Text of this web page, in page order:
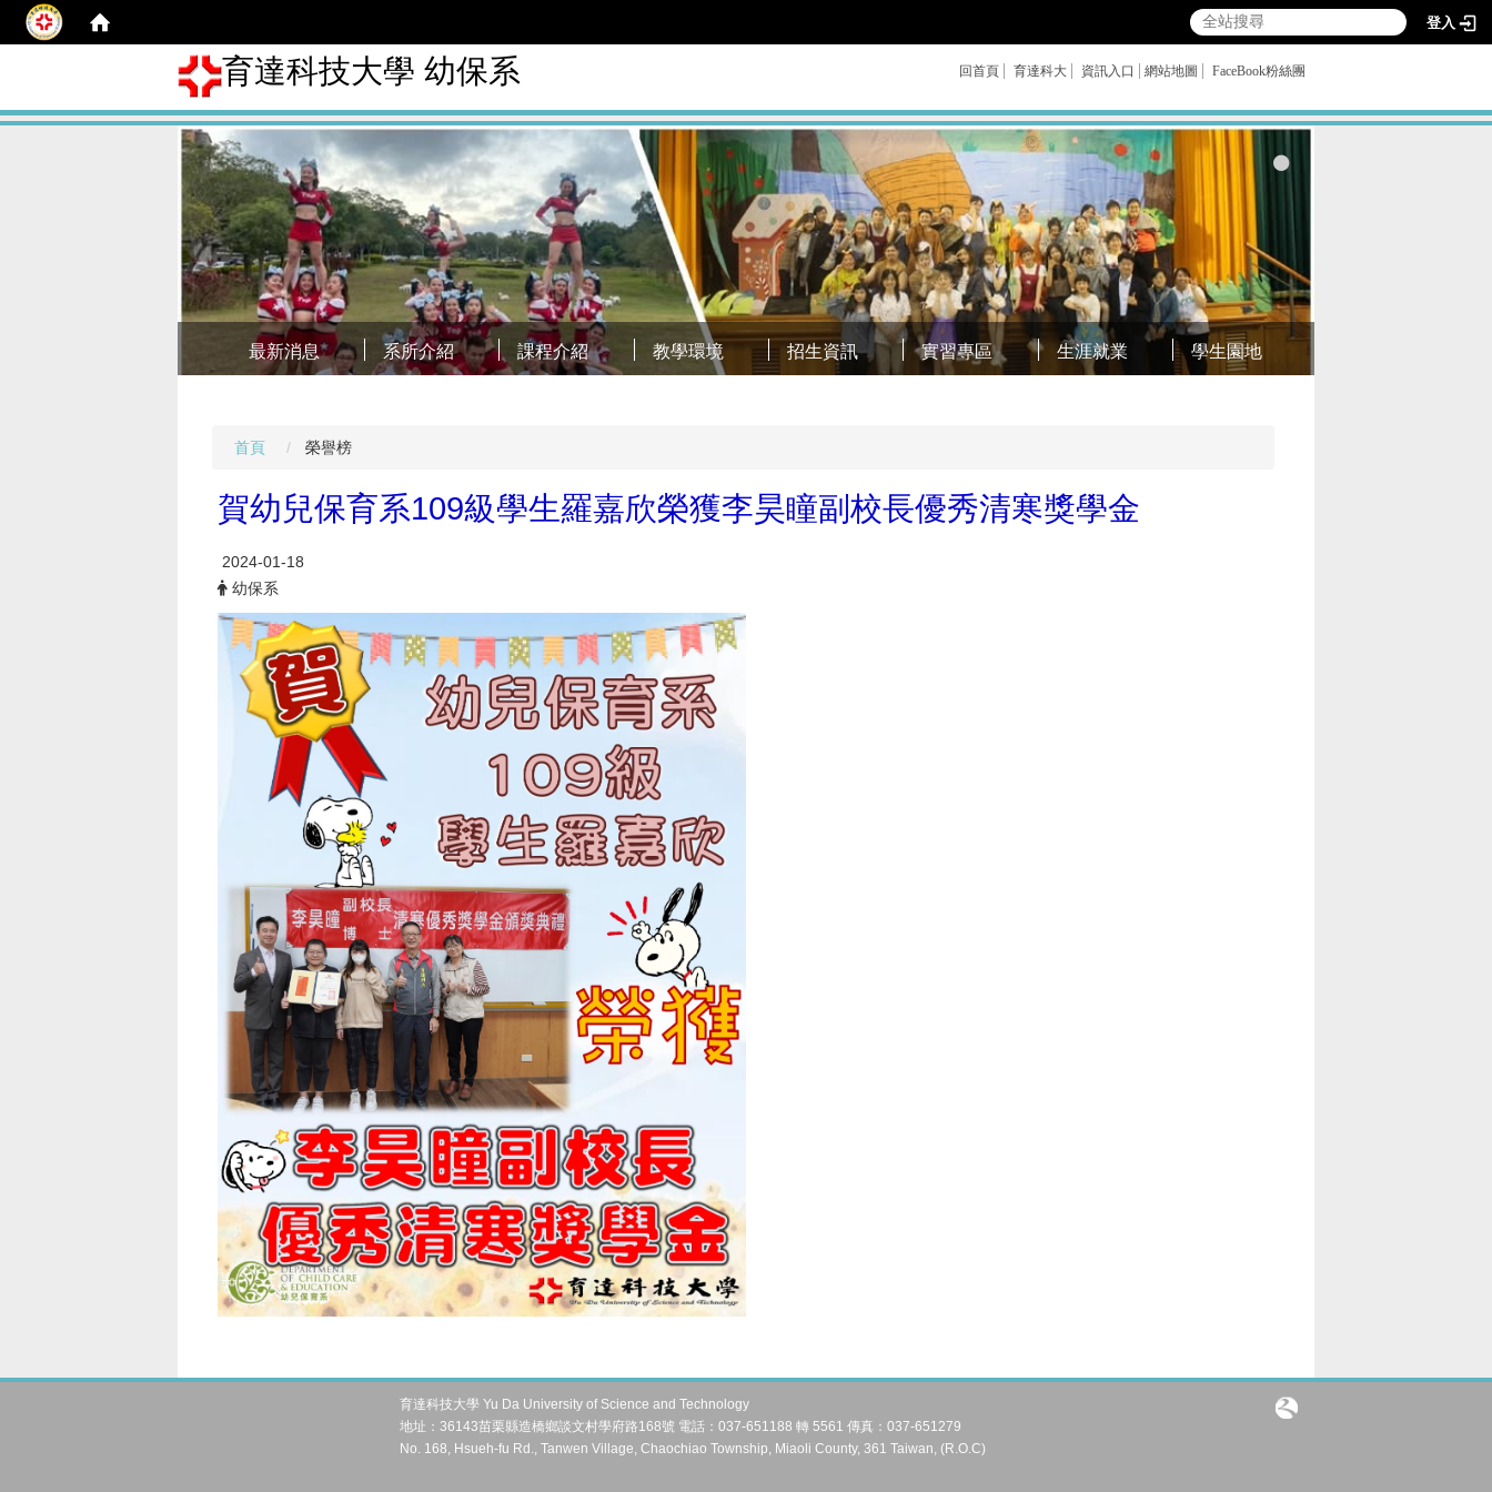
登入
育達科技大學 幼保系 回首頁 育達科大 資訊入口 網站地圖 FaceBook粉絲團
最新消息 系所介紹 課程介紹 教學環境 招生資訊 實習專區 生涯就業 學生園地
首頁 榮譽榜
賀幼兒保育系109級學生羅嘉欣榮獲李昊瞳副校長優秀清寒獎學金
2024-01-18
幼保系
育達科技大學 Yu Da University of Science and Technology
地址：36143苗栗縣造橋鄉談文村學府路168號 電話：037-651188 轉 5561 傳真：037-651279
No. 168, Hsueh-fu Rd., Tanwen Village, Chaochiao Township, Miaoli County, 361 Taiwan, (R.O.C)